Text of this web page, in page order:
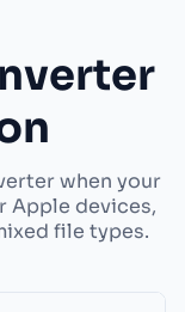
when your
Apple devices,
file types.